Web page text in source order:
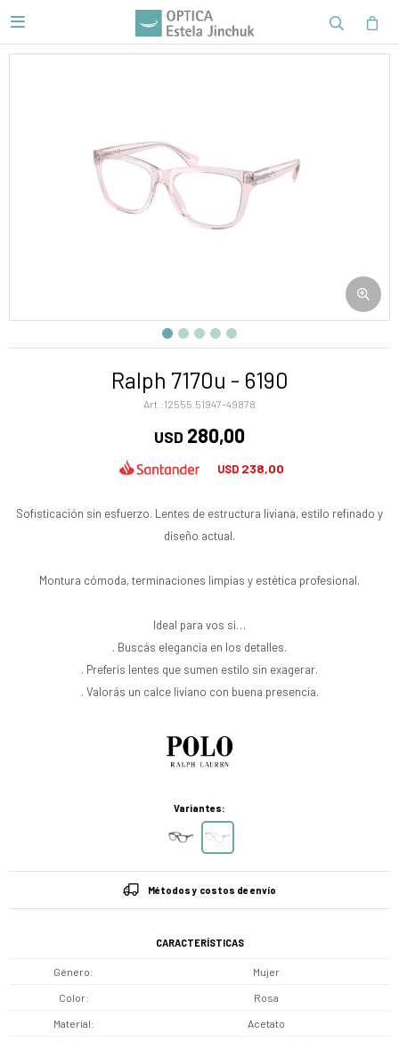

Ralph 7170u - 6190
12555.51947-49878
USD 280,00
USD 238,00
Sofisticación sin esfuerzo. Lentes de estructura liviana, estilo refinado y
diseño actual.
Montura cómoda, terminaciones limpias y estética profesional.
Ideal para vos si…
. Buscás elegancia en los detalles.
. Preferís lentes que sumen estilo sin exagerar.
. Valorás un calce liviano con buena presencia.
Variantes:
Métodos y costos de envío
CARACTERÍSTICAS
Género Mujer
Color Rosa
Material Acetato